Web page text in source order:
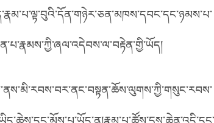
བོད་ཡིག
English
ភាសាខ្មែរ